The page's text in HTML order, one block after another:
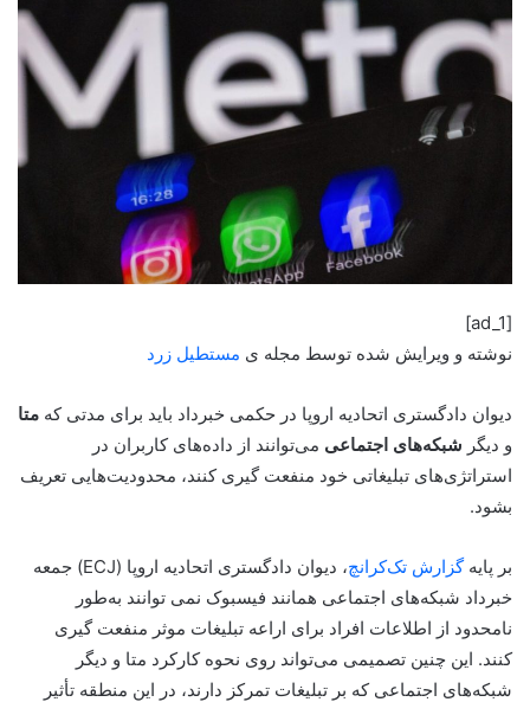
[ad_1]
نوشته و ویرایش شده توسط مجله ی مستطیل زرد
دیوان دادگستری اتحادیه اروپا در حکمی خبرداد باید برای مدتی که متا
و دیگر شبکه‌های اجتماعی می‌توانند از داده‌های کاربران در
استراتژی‌های تبلیغاتی خود منفعت گیری کنند، محدودیت‌هایی تعریف
بشود.
بر پایهگزارش تک‌کرانچ
، دیوان دادگستری اتحادیه اروپا (ECJ) جمعه
خبرداد شبکه‌های اجتماعی همانند فیسبوک نمی توانند به‌طور
نامحدود از اطلاعات افراد برای اراعه تبلیغات موثر منفعت گیری
کنند. این چنین تصمیمی می‌تواند روی نحوه کارکرد متا و دیگر
شبکه‌های اجتماعی که بر تبلیغات تمرکز دارند، در این منطقه تأثیر